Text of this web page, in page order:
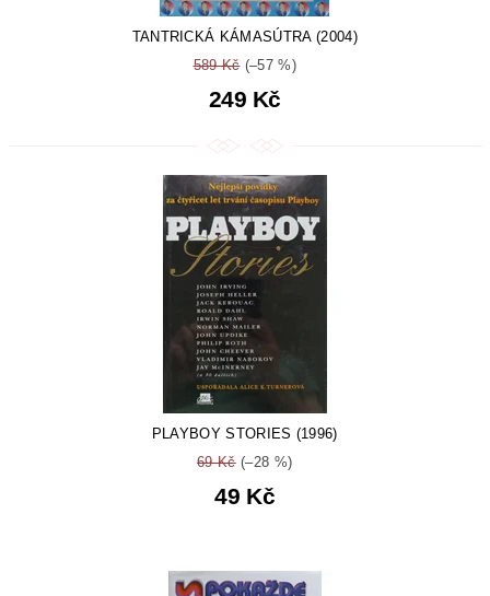
TANTRICKÁ KÁMASÚTRA (2004)
589 Kč(–57 %)
249 Kč
PLAYBOY STORIES (1996)
69 Kč(–28 %)
49 Kč